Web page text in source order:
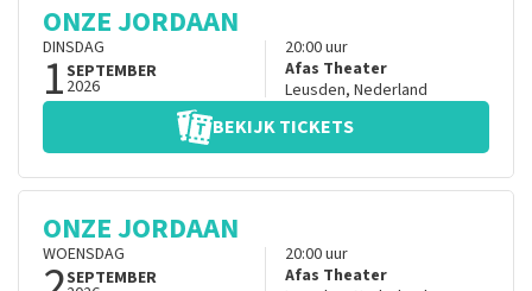
ONZE JORDAAN
DINSDAG
1SEPTEMBER
2026
20:00uur
Afas Theater
Leusden, Nederland
BEKIJK TICKETS
ONZE JORDAAN
WOENSDAG
SEPTEMBER
20:00uur
Afas Theater